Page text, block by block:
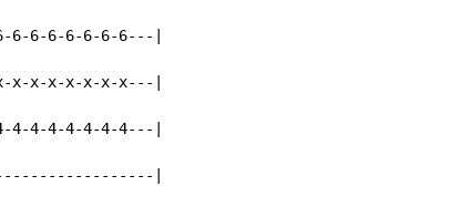
6-6-6-6-6-6---|
x-x-x-x-x-x-x---|
4-4-4-4-4-4-4---|
|